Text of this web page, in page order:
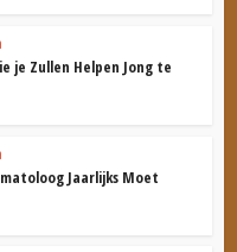
je Zullen Helpen Jong te
Jaarlijks Moet